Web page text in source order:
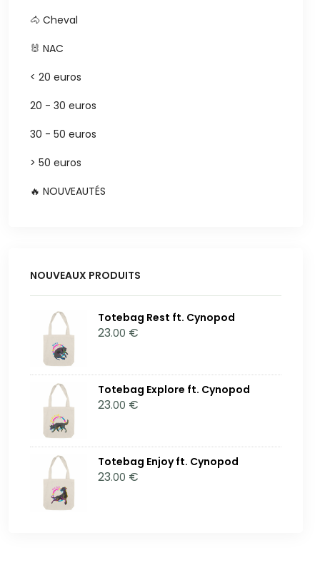
🐴 Cheval
🐰 NAC
< 20 euros
20 - 30 euros
30 - 50 euros
> 50 euros
🔥 NOUVEAUTÉS
NOUVEAUX PRODUITS
Totebag Rest ft. Cynopod
23.00 €
Totebag Explore ft. Cynopod
23.00 €
Totebag Enjoy ft. Cynopod
23.00 €